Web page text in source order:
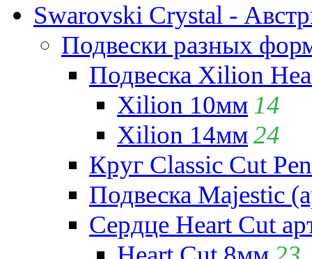
Swarovski Crystal -
Подвески разных
Подвеска Xilion
Xilion 10мм 14
Xilion 14мм24
Круг Classic Cut
Подвеска Majestic
Сердце Heart Cut